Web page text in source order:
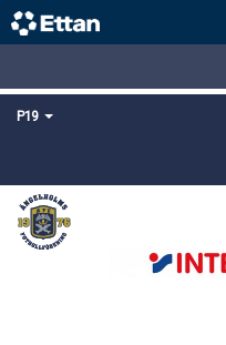
P19
HEM
NYHETER